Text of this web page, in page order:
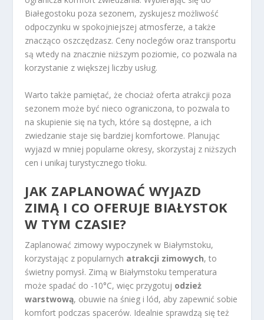
Białegostoku poza sezonem, zyskujesz możliwość
odpoczynku w spokojniejszej atmosferze, a także
znacząco oszczędzasz. Ceny noclegów oraz transportu
są wtedy na znacznie niższym poziomie, co pozwala na
korzystanie z większej liczby usług.
Warto także pamiętać, że chociaż oferta atrakcji poza
sezonem może być nieco ograniczona, to pozwala to
na skupienie się na tych, które są dostępne, a ich
zwiedzanie staje się bardziej komfortowe. Planując
wyjazd w mniej popularne okresy, skorzystaj z niższych
cen i unikaj turystycznego tłoku.
JAK ZAPLANOWAĆ WYJAZD
ZIMĄ I CO OFERUJE BIAŁYSTOK
W TYM CZASIE?
Zaplanować zimowy wypoczynek w Białymstoku,
korzystając z popularnych atrakcji zimowych, to
świetny pomysł. Zimą w Białymstoku temperatura
może spadać do -10°C, więc przygotuj odzież
warstwową, obuwie na śnieg i lód, aby zapewnić sobie
komfort podczas spacerów. Idealnie sprawdzą się też